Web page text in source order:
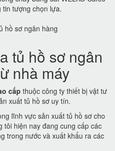
tin tượng chọn lựa.
tủ hồ sơ ngân
nhà máy
cấp thuộc công ty thiết bị vật tư
xuất tủ hồ sơ uy tín.
lĩnh vực sản xuất tủ hồ sơ cho
tôi hiện nay đang cung cấp các
trong nước và xuất khẩu ra các